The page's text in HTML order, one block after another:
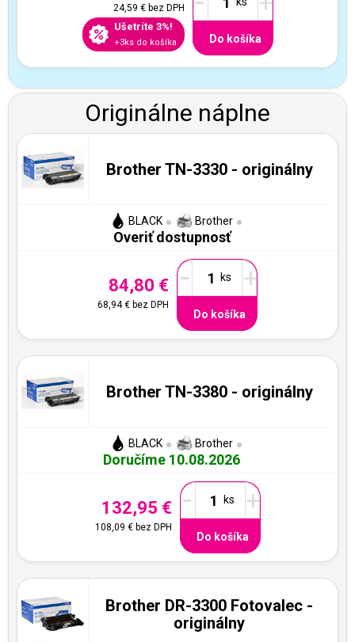
24,59 €bez DPH
Ušetríte 3%!
+3ks do košíka Do košíka
Originálne náplne
Brother TN-3330 - originálny
BLACK Brother
Overiť dostupnosť
84,80 €
68,94 € bez DPH
- +
Do košíka
Brother TN-3380 - originálny
BLACK Brother
Doručíme 10.08.2026
132,95 €
108,09 €bez DPH
- +
Do košíka
Brother DR-3300 Fotovalec -
originálny